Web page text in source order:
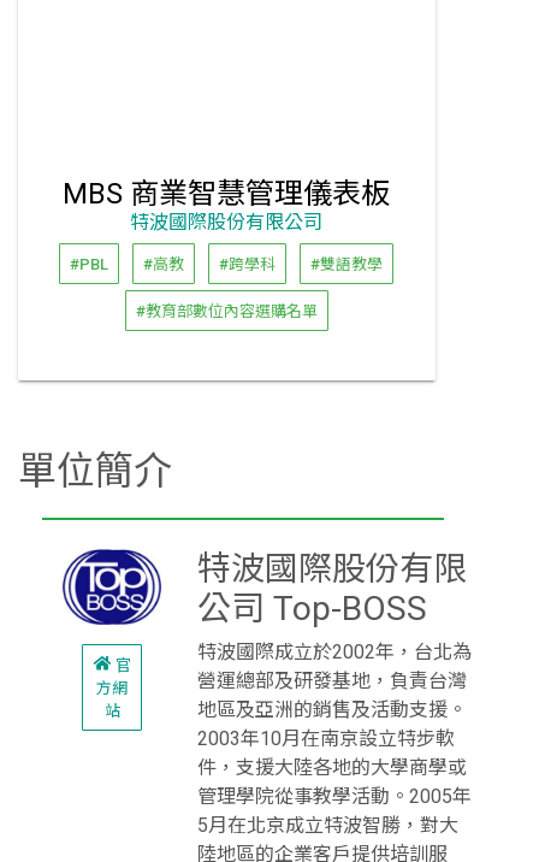
MBS 商業智慧管理儀表板
特波國際股份有限公司
#PBL #高教 #跨學科 #雙語教學
#教育部數位內容選購名單
單位簡介
官
方網
站
特波國際股份有限
公司 Top-BOSS
特波國際成立於2002年，台北為
營運總部及研發基地，負責台灣
地區及亞洲的銷售及活動支援。
2003年10月在南京設立特步軟
件，支援大陸各地的大學商學或
管理學院從事教學活動。2005年
5月在北京成立特波智勝，對大
陸地區的企業客戶提供培訓服